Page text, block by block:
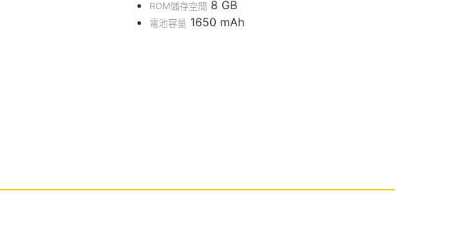
ROM儲存空間 8 GB
電池容量 1650 mAh